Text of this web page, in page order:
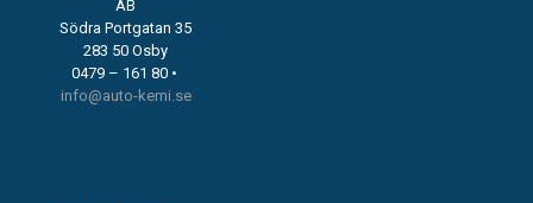
AB
Södra Portgatan 35
283 50 Osby
0479 – 161 80 •
info@auto-kemi.se